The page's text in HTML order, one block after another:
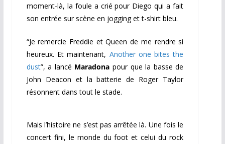
moment-là, la foule a crié pour Diego qui a fait
son entrée sur scène en jogging et t-shirt bleu.
“Je remercie Freddie et Queen de me rendre si
heureux. Et maintenant, Another one bites the
dust”, a lancé Maradona pour que la basse de
John Deacon et la batterie de Roger Taylor
résonnent dans tout le stade.
Mais l’histoire ne s’est pas arrêtée là. Une fois le
concert fini, le monde du foot et celui du rock